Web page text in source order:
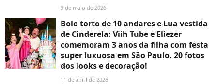
9 de maio de 2026
Bolo torto de 10 andares e Lua vestida
de Cinderela: Viih Tube e Eliezer
comemoram 3 anos da filha com festa
super luxuosa em São Paulo. 20 fotos
dos looks e decoração!
11 de abril de 2026